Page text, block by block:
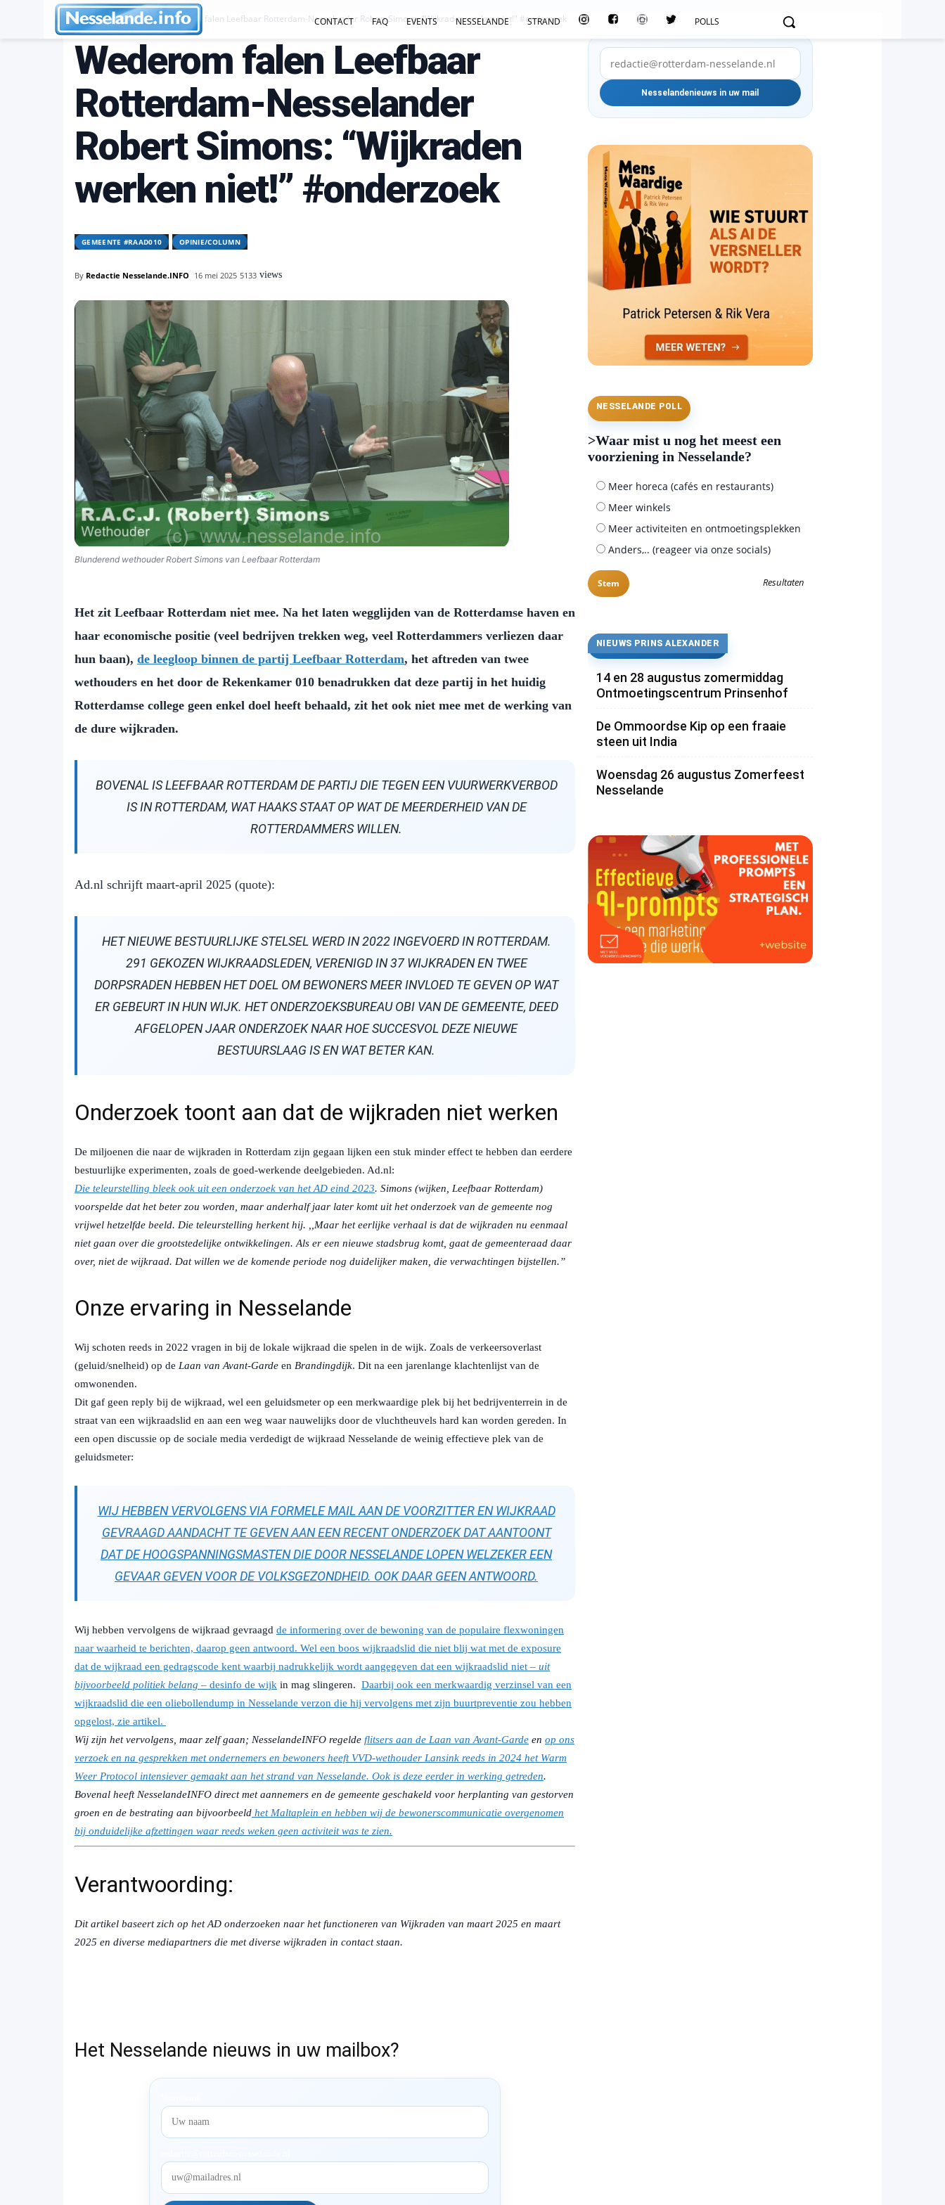
CONTACT FAQ EVENTS NESSELANDE STRAND POLLS
Gemeente #raad010 Wederom falen Leefbaar Rotterdam-Nesselander Robert Simons: "Wijkraden werken niet!" #onderzoek
Wederom falen Leefbaar
Rotterdam-Nesselander
Robert Simons: “Wijkraden
werken niet!” #onderzoek
GEMEENTE #RAAD010 OPINIE/COLUMN
By Redactie Nesselande.INFO 16 mei 2025 5133 views
Blunderend wethouder Robert Simons van Leefbaar Rotterdam
Het zit Leefbaar Rotterdam niet mee. Na het laten wegglijden van de Rotterdamse haven en
haar economische positie (veel bedrijven trekken weg, veel Rotterdammers verliezen daar
hun baan), de leegloop binnen de partij Leefbaar Rotterdam, het aftreden van twee
wethouders en het door de Rekenkamer 010 benadrukken dat deze partij in het huidig
Rotterdamse college geen enkel doel heeft behaald, zit het ook niet mee met de werking van
de dure wijkraden.
BOVENAL IS LEEFBAAR ROTTERDAM DE PARTIJ DIE TEGEN EEN VUURWERKVERBOD
IS IN ROTTERDAM, WAT HAAKS STAAT OP WAT DE MEERDERHEID VAN DE
ROTTERDAMMERS WILLEN.
Ad.nl schrijft maart-april 2025 (quote):
HET NIEUWE BESTUURLIJKE STELSEL WERD IN 2022 INGEVOERD IN ROTTERDAM.
291 GEKOZEN WIJKRAADSLEDEN, VERENIGD IN 37 WIJKRADEN EN TWEE
DORPSRADEN HEBBEN HET DOEL OM BEWONERS MEER INVLOED TE GEVEN OP WAT
ER GEBEURT IN HUN WIJK. HET ONDERZOEKSBUREAU OBI VAN DE GEMEENTE, DEED
AFGELOPEN JAAR ONDERZOEK NAAR HOE SUCCESVOL DEZE NIEUWE
BESTUURSLAAG IS EN WAT BETER KAN.
Onderzoek toont aan dat de wijkraden niet werken
De miljoenen die naar de wijkraden in Rotterdam zijn gegaan lijken een stuk minder effect te hebben dan eerdere
bestuurlijke experimenten, zoals de goed-werkende deelgebieden. Ad.nl:
Die teleurstelling bleek ook uit een onderzoek van het AD eind 2023. Simons (wijken, Leefbaar Rotterdam)
voorspelde dat het beter zou worden, maar anderhalf jaar later komt uit het onderzoek van de gemeente nog
vrijwel hetzelfde beeld. Die teleurstelling herkent hij. ,,Maar het eerlijke verhaal is dat de wijkraden nu eenmaal
niet gaan over die grootstedelijke ontwikkelingen. Als er een nieuwe stadsbrug komt, gaat de gemeenteraad daar
over, niet de wijkraad. Dat willen we de komende periode nog duidelijker maken, die verwachtingen bijstellen.”
Onze ervaring in Nesselande
Wij schoten reeds in 2022 vragen in bij de lokale wijkraad die spelen in de wijk. Zoals de verkeersoverlast
(geluid/snelheid) op de Laan van Avant-Garde en Brandingdijk. Dit na een jarenlange klachtenlijst van de
omwonenden.
Dit gaf geen reply bij de wijkraad, wel een geluidsmeter op een merkwaardige plek bij het bedrijventerrein in de
straat van een wijkraadslid en aan een weg waar nauwelijks door de vluchtheuvels hard kan worden gereden. In
een open discussie op de sociale media verdedigt de wijkraad Nesselande de weinig effectieve plek van de
geluidsmeter:
WIJ HEBBEN VERVOLGENS VIA FORMELE MAIL AAN DE VOORZITTER EN WIJKRAAD
GEVRAAGD AANDACHT TE GEVEN AAN EEN RECENT ONDERZOEK DAT AANTOONT
DAT DE HOOGSPANNINGSMASTEN DIE DOOR NESSELANDE LOPEN WELZEKER EEN
GEVAAR GEVEN VOOR DE VOLKSGEZONDHEID. OOK DAAR GEEN ANTWOORD.
Wij hebben vervolgens de wijkraad gevraagd de informering over de bewoning van de populaire flexwoningen
naar waarheid te berichten, daarop geen antwoord. Wel een boos wijkraadslid die niet blij wat met de exposure
dat de wijkraad een gedragscode kent waarbij nadrukkelijk wordt aangegeven dat een wijkraadslid niet – uit
bijvoorbeeld politiek belang – desinfo de wijk in mag slingeren. Daarbij ook een merkwaardig verzinsel van een
wijkraadslid die een oliebollendump in Nesselande verzon die hij vervolgens met zijn buurtpreventie zou hebben
opgelost, zie artikel.
Wij zijn het vervolgens, maar zelf gaan; NesselandeINFO regelde flitsers aan de Laan van Avant-Garde en op ons
verzoek en na gesprekken met ondernemers en bewoners heeft VVD-wethouder Lansink reeds in 2024 het Warm
Weer Protocol intensiever gemaakt aan het strand van Nesselande. Ook is deze eerder in werking getreden.
Bovenal heeft NesselandeINFO direct met aannemers en de gemeente geschakeld voor herplanting van gestorven
groen en de bestrating aan bijvoorbeeld het Maltaplein en hebben wij de bewonerscommunicatie overgenomen
bij onduidelijke afzettingen waar reeds weken geen activiteit was te zien.
Verantwoording:
Dit artikel baseert zich op het AD onderzoeken naar het functioneren van Wijkraden van maart 2025 en maart
2025 en diverse mediapartners die met diverse wijkraden in contact staan.
Het Nesselande nieuws in uw mailbox?
NESSELANDE POLL
>Waar mist u nog het meest een
voorziening in Nesselande?
Meer horeca (cafés en restaurants)
Meer winkels
Meer activiteiten en ontmoetingsplekken
Anders,.. (reageer via onze socials)
Resultaten
NIEUWS PRINS ALEXANDER
14 en 28 augustus zomermiddag
Ontmoetingscentrum Prinsenhof
De Ommoordse Kip op een fraaie
steen uit India
Woensdag 26 augustus Zomerfeest
Nesselande